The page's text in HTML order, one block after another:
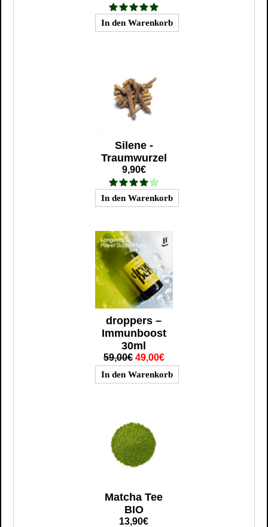
Silene -
Traumwurzel
9,90€
droppers –
Immunboost
30ml
59,00€ 49,00€
Matcha Tee
BIO
13,90€